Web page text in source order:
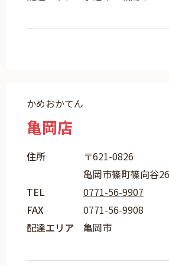
かめおかてん
亀岡店
住所
〒621-0826
亀岡市篠町篠向谷
TEL
0771-56-9907
FAX
0771-56-9908
配達エリア
亀岡市